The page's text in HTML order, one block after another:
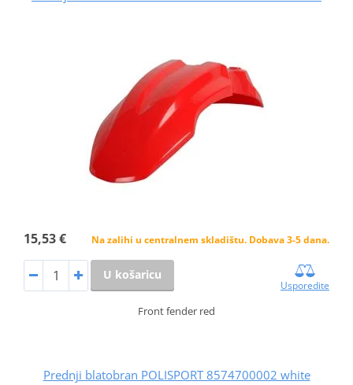
15,53 € Na zalihi u centralnem skladištu. Dobava 3-5 dana.
U košaricu
Usporedite
Front fender red
Prednji blatobran POLISPORT 8574700002 white